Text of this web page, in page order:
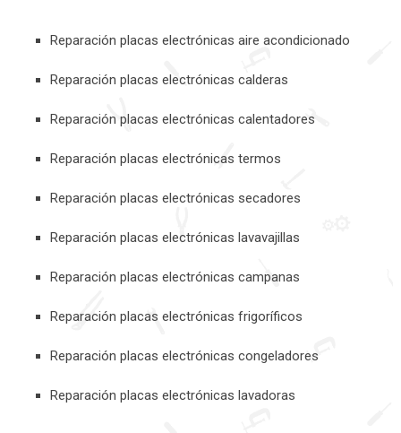
Reparación placas electrónicas aire acondicionado
Reparación placas electrónicas calderas
Reparación placas electrónicas calentadores
Reparación placas electrónicas termos
Reparación placas electrónicas secadores
Reparación placas electrónicas lavavajillas
Reparación placas electrónicas campanas
Reparación placas electrónicas frigoríficos
Reparación placas electrónicas congeladores
Reparación placas electrónicas lavadoras